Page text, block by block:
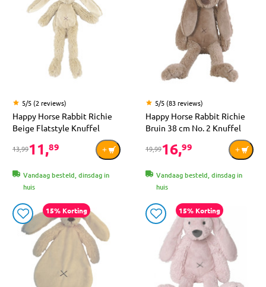
5/5 (2 reviews)
Happy Horse Rabbit Richie
Beige Flatstyle Knuffel
13,9911,89
Vandaag besteld, dinsdag in
huis
5/5 (83 reviews)
Happy Horse Rabbit Richie
Bruin 38 cm No. 2 Knuffel
19,9916,99
Vandaag besteld, dinsdag in
huis
15% Korting 15% Korting